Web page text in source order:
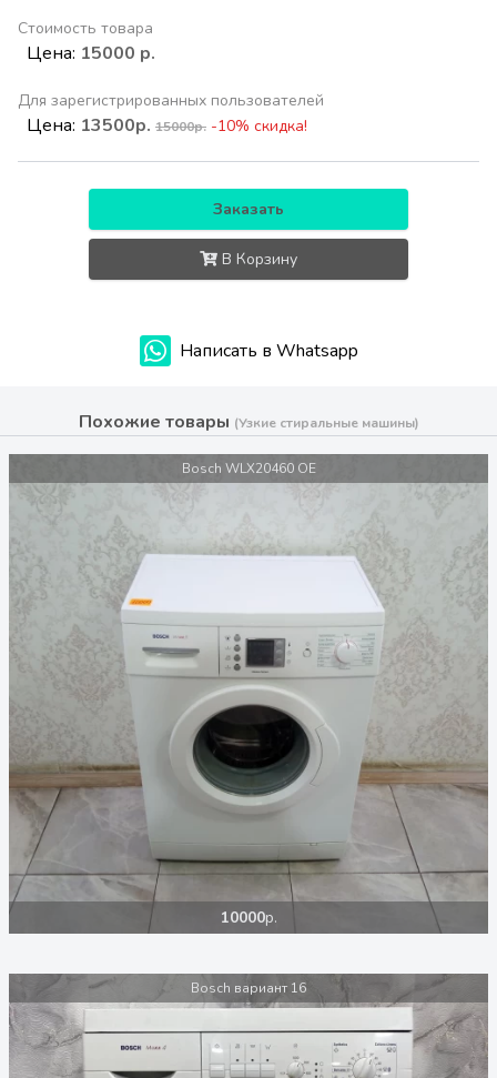
Стоимость товара
Цена: 15000 р.
Для зарегистрированных пользователей
Цена: 13500р. 15000р. -10% скидка!
Заказать
В Корзину
Написать в Whatsapp
Похожие товары (Узкие стиральные машины)
Bosch WLX20460 OE
10000р.
Bosch вариант 16